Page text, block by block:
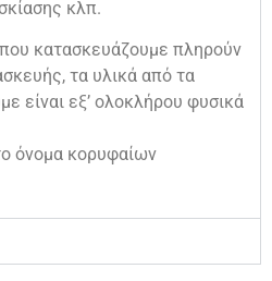
κλπ.
που κατασκευάζουμε πληρούν
τα υλικά από τα
είναι εξ’ ολοκλήρου φυσικά
όνομα κορυφαίων